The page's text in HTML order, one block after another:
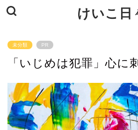
けいこ日
未分類 PR
「いじめは犯罪」心に